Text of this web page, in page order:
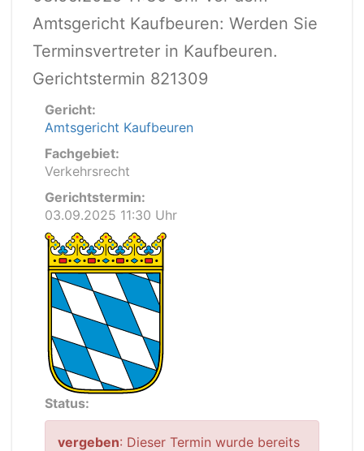
Amtsgericht Kaufbeuren: Werden Sie
Terminsvertreter in Kaufbeuren.
Gerichtstermin 821309
Gericht:
Amtsgericht Kaufbeuren
Fachgebiet:
Verkehrsrecht
Gerichtstermin:
03.09.2025 11:30 Uhr
Status:
vergeben: Dieser Termin wurde bereits